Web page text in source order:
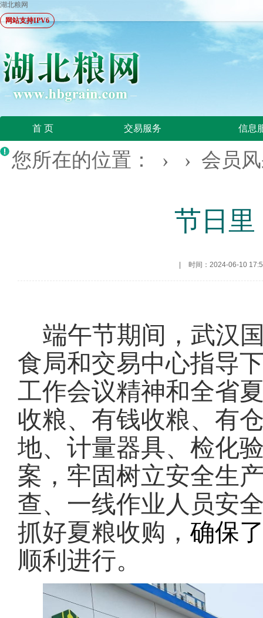
湖北粮网
网站支持IPV6
首 页 交易服务 信息
您所在的位置： › › 会员
节日里
时间：2024-06-10
端午节期间，武汉
食局和交易中心指导
工作会议精神和全省
收粮、有钱收粮、有
地、计量器具、检化
案，牢固树立安全生
查、一线作业人员安
抓好夏粮收购， 确保
顺利进行。